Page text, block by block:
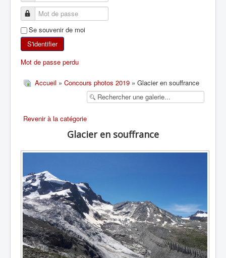
ALPINISME
SKI DE RANDONNÉE
RANDONNÉE SPORTIVE
Se souvenir de moi
S'identifier
Mot de passe perdu
Accueil » Concours photos 2019 » Glacier en souffrance
Revenir à la catégorie
Glacier en souffrance